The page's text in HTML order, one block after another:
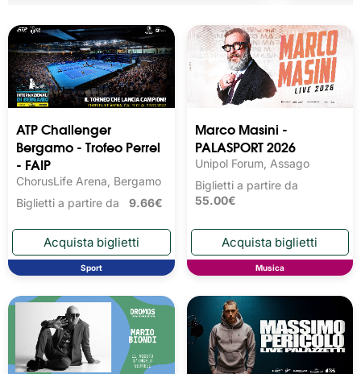
ATP Challenger
Bergamo - Trofeo Perrel
- FAIP
ChorusLife Arena, Bergamo
Biglietti a partire da 9.66€
Sport
Marco Masini -
PALASPORT 2026
Unipol Forum, Assago
Biglietti a partire da
55.00€
Musica